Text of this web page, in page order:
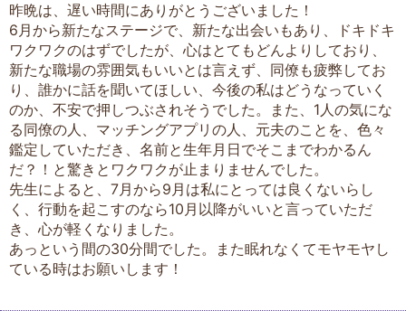
昨晩は、遅い時間にありがとうございました！
6月から新たなステージで、新たな出会いもあり、ドキドキ
ワクワクのはずでしたが、心はとてもどんよりしており、
新たな職場の雰囲気もいいとは言えず、同僚も疲弊してお
り、誰かに話を聞いてほしい、今後の私はどうなっていく
のか、不安で押しつぶされそうでした。また、1人の気にな
る同僚の人、マッチングアプリの人、元夫のことを、色々
鑑定していただき、名前と生年月日でそこまでわかるん
だ？！と驚きとワクワクが止まりませんでした。
先生によると、7月から9月は私にとっては良くないらし
く、行動を起こすのなら10月以降がいいと言っていただ
き、心が軽くなりました。
あっという間の30分間でした。また眠れなくてモヤモヤし
ている時はお願いします！